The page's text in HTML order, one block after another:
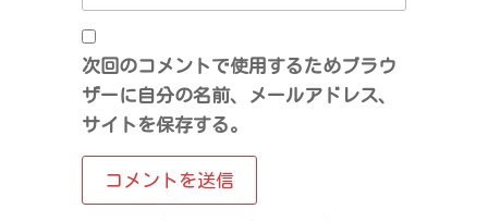
次回のコメントで使用するためブラウ
ザーに自分の名前、メールアドレス、
サイトを保存する。